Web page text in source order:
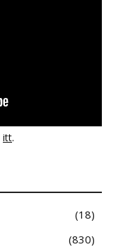
itt.
18
830